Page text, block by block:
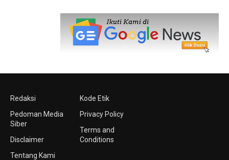
Redaksi
Pedoman Media
Siber
Disclaimer
Tentang Kami
Kode Etik
Privacy Policy
Terms and
Conditions